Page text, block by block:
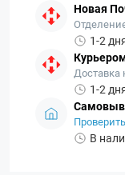
Новая
1-2
Доставка
1-2
В